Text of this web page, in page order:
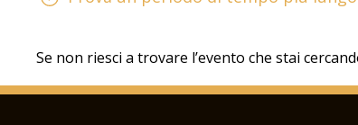
Se non riesci a trovare l’evento che stai